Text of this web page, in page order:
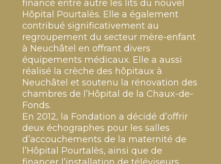
financé entre autre les lits du nouvel
Hôpital Pourtalès. Elle a également
contribué significativement au
regroupement du secteur mère-enfant
à Neuchâtel en offrant divers
équipements médicaux. Elle a aussi
réalisé la crèche des hôpitaux à
Neuchâtel et soutenu la rénovation des
chambres de l’Hôpital de la Chaux-de-
Fonds.
En 2012, la Fondation a décidé d’offrir
deux échographes pour les salles
d’accouchements de la maternité de
l’Hôpital Pourtalès, ainsi que de